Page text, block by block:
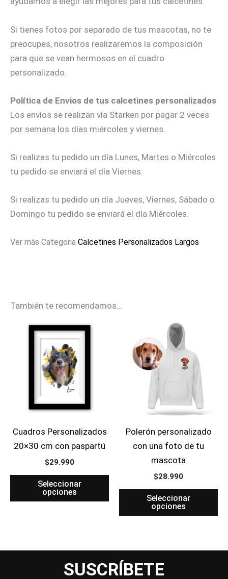
Si tienes fotos por separado de tus mascotas, no te
preocupes, nosotros realizaremos la composición
para que se vean hermosos en el cuadro
personalizado.
Política de Envios de tus calcetines personalizados
Los envíos se realizan vía Starken por pagar 2 veces
por semana los días miércoles y viernes.
Si realizas tu pedido un día Lunes, Martes o Miércoles
tu pedido se enviará el día Viernes.
Si realizas tu pedido un día Jueves, Viernes, Sábado o
Domingo tu pedido se enviará el día Miércoles.
Ver más Categoria Calcetines Personalizados Largos
También te recomendamos…
Cuadros Personalizados
20×30 cm con paspartú
$29.990
Seleccionar
opciones
Polerón personalizado
con una foto de tu
mascota
$28.990
Seleccionar
opciones
SUSCRÍBETE